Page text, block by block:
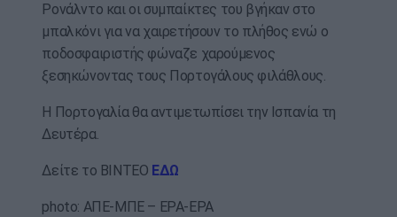
Ρονάλντο και οι συμπαίκτες του βγήκαν στο
μπαλκόνι για να χαιρετήσουν το πλήθος ενώ ο
ποδοσφαιριστής φώναζε χαρούμενος
ξεσηκώνοντας τους Πορτογάλους φιλάθλους.
Η Πορτογαλία θα αντιμετωπίσει την Ισπανία τη
Δευτέρα.
Δείτε το ΒΙΝΤΕΟ ΕΔΩ
photo: ΑΠΕ-ΜΠΕ – EPA-EPA